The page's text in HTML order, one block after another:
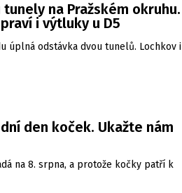
na Pražském okruhu.
i výtluky u D5
úplná odstávka dvou tunelů. Lochkov i
den koček. Ukažte nám
na 8. srpna, a protože kočky patří k